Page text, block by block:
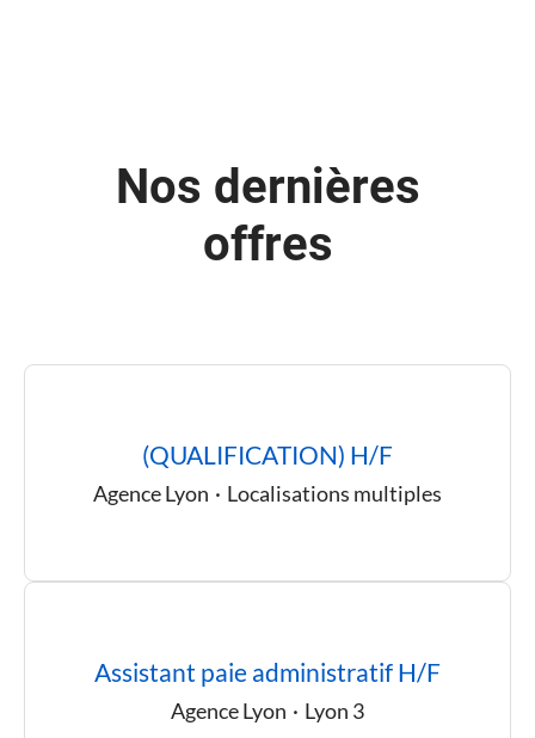
Nos dernières
offres
(QUALIFICATION) H/F
Agence Lyon · Localisations multiples
Assistant paie administratif H/F
Agence Lyon · Lyon 3